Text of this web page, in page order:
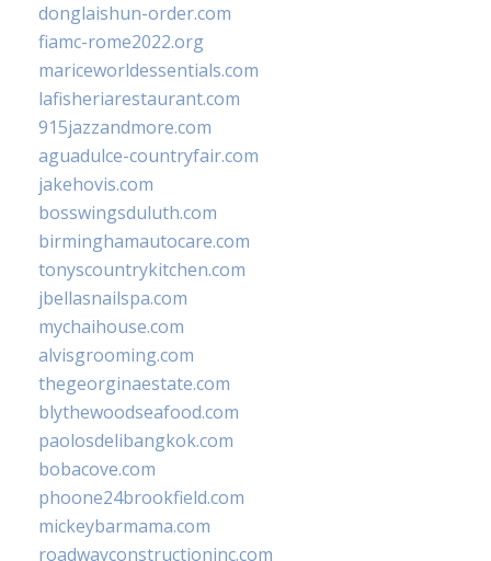
donglaishun-order.com
fiamc-rome2022.org
mariceworldessentials.com
lafisheriarestaurant.com
915jazzandmore.com
aguadulce-countryfair.com
jakehovis.com
bosswingsduluth.com
birminghamautocare.com
tonyscountrykitchen.com
jbellasnailspa.com
mychaihouse.com
alvisgrooming.com
thegeorginaestate.com
blythewoodseafood.com
paolosdelibangkok.com
bobacove.com
phoone24brookfield.com
mickeybarmama.com
roadwayconstructioninc.com